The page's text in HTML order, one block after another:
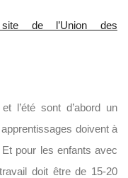
de l’Union des
l’été sont d’abord un
doivent à
pour les enfants avec
doit être de 15-20